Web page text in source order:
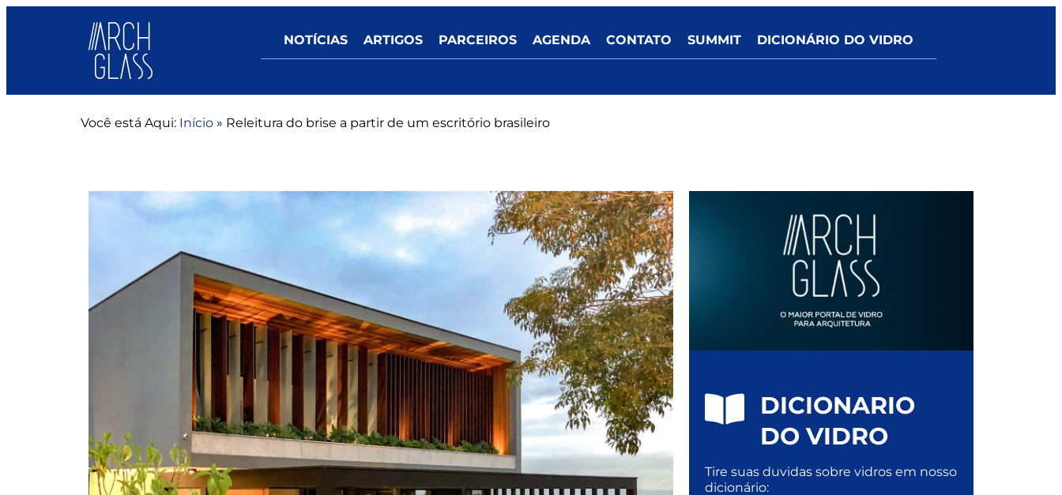
NOTÍCIAS ARTIGOS PARCEIROS AGENDA CONTATO SUMMIT DICIONÁRIO DO VIDRO
Você está Aqui: Início » Releitura do brise a partir de um escritório brasileiro
DICIONARIO
DO VIDRO
Tire suas duvidas sobre vidros em nosso
dicionário: